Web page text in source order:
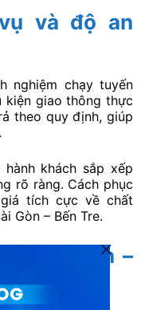
và độ an
nghiệm chạy tuyến
kiện giao thông thực
theo quy định, giúp
khách sắp xếp
rõ ràng. Cách phục
tích cực về chất
Gòn – Bến Tre.
Sài Gòn –